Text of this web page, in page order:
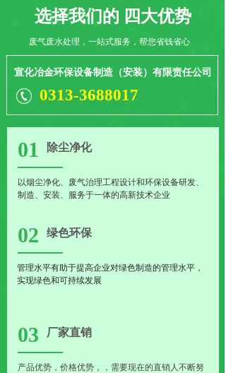
废气废水处理，一站式服务，帮您省钱省心
选择我们的 四大优势
宣化冶金环保设备制造（安装）有限责任公司
0313-3688017
03
绿色环保
01 除尘净化
以烟尘净化、废气治理工程设计和环保设备研发、
制造、安装、服务于一体的高新技术企业
厂家直销
产品优势，价格优势，，需要现在的直销人不断努
管理水平有助于提高企业对绿色制造的管理水平，
实现绿色和可持续发展
02